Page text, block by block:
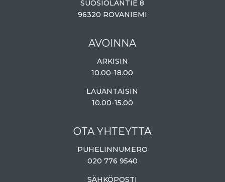
SUOSIOLANTIE 8
96320 ROVANIEMI
AVOINNA
ARKISIN
10.00-18.00
LAUANTAISIN
10.00-15.00
OTA YHTEYTTÄ
PUHELINNUMERO
020 776 9540
SÄHKÖPOSTI